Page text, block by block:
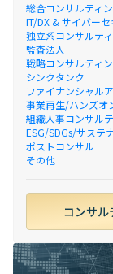
総合コンサルティ
IT/DX & サイバー
独立系コンサルテ
監査法人
戦略コンサルティ
シンクタンク
ファイナンシャル
事業再生/ハンズオ
組織人事コンサル
ESG/SDGs/サステ
ポストコンサル
その他
コンサル